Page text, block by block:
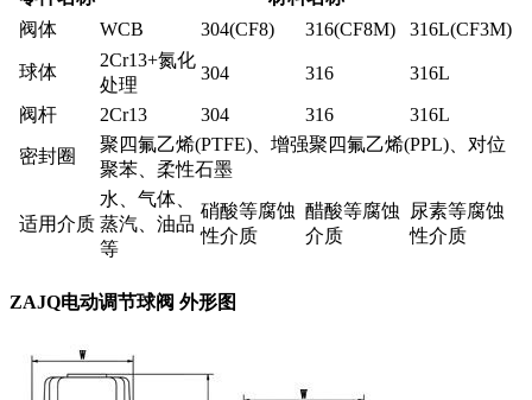
阀体
WCB 304(CF8) 316(CF8M) 316L(CF3M)
球体
2Cr13+氮化
处理
304 316 316L
阀杆 2Cr13 304 316 316L
密封圈
聚四氟乙烯(PTFE)、增强聚四氟乙烯(PPL)、对位
聚苯、柔性石墨
适用介质
水、气体、
蒸汽、油品
等
硝酸等腐蚀
性介质
醋酸等腐蚀
介质
尿素等腐蚀
性介质
ZAJQ电动调节球阀 外形图